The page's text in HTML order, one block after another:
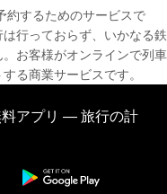
約するためのサービスで
行っておらず、いかなる鉄
お客様がオンラインで列車
る商業サービスです。
アプリ — 旅行の計